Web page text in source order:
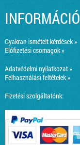
INFORMÁCIÓ
Gyakran ismételt kérdések »
Előfizetési csomagok »
Adatvédelmi nyilatkozat »
Felhasználási feltételek »
Fizetési szolgáltatónk: